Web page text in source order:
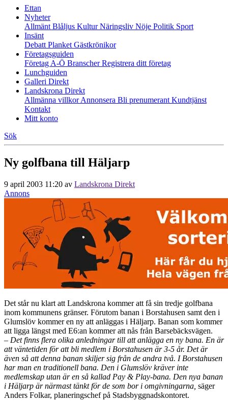
Ettan
Nyheter
Allmänt Blåljus KulturNäringsliv Nöje Politik Sport
Insänt
Debatt Planket Gästkrönikor
Företagsguiden
Företag A-Ö BranscherRegistrera ditt företag
Lunchguiden
Galleri Direkt
Landskrona Direkt
Allmänna villkorAnnonsera Bli prenumerant Kundtjänst
Kontakt
Mitt konto
Sök
Ny golfbana till Häljarp
9 april 2003 11:20 av Landskrona Direkt
Annons
Det står nu klart att Landskrona kommer att få sin tredje golfbana
inom kommunens gränser. Förutom banan i Borstahusen samt den i
Glumslöv kommer en ny att anläggas i Häljarp. Banan som kommer
att ligga längst med E6:an kommer att nås från Barsebäcksvägen.
– Det finns flera olika anledningar till att anlägga en ny bana. En är
att väntetiden för att bli medlem i Borstahusen är 3-5 år. Det är
även så att denna banan skiljer sig från de andra två. I Borstahusen
har man en traditionell bana. Den i Glumslöv kräver inte
medlemskap utan är en så kallad Pay & Play-bana. Den nya banan
i Häljarp är närmast tänkt för de som bor i omgivningarna, säger
Anders Folkar, planeringschef på Stadsbyggnadskontoret.